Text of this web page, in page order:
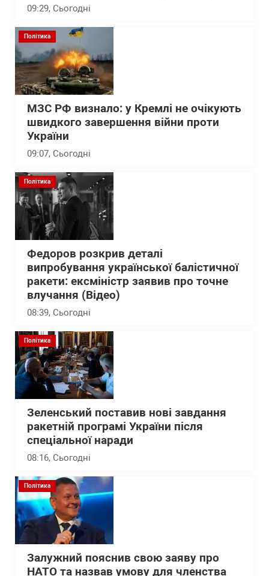
09:29, Сьогодні
Політика
МЗС РФ визнало: у Кремлі не очікують
швидкого завершення війни проти
України
09:07, Сьогодні
Політика
Федоров розкрив деталі
випробування української балістичної
ракети: ексміністр заявив про точне
влучання (Відео)
08:39, Сьогодні
Політика
Зеленський поставив нові завдання
ракетній програмі України після
спеціальної наради
08:16, Сьогодні
Політика
Залужний пояснив свою заяву про
НАТО та назвав умову для членства